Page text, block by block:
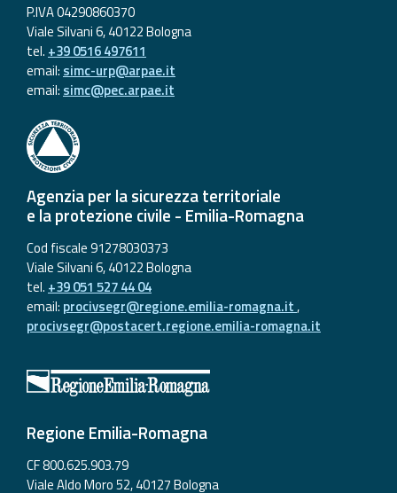
P.IVA 04290860370
Viale Silvani 6, 40122 Bologna
tel. +39 0516 497611
email: simc-urp@arpae.it
email: simc@pec.arpae.it
Agenzia per la sicurezza territoriale
e la protezione civile - Emilia-Romagna
Cod fiscale 91278030373
Viale Silvani 6, 40122 Bologna
tel. +39 051 527 44 04
email: procivsegr@regione.emilia-romagna.it,
procivsegr@postacert.regione.emilia-romagna.it
Regione Emilia-Romagna
CF 800.625.903.79
Viale Aldo Moro 52, 40127 Bologna